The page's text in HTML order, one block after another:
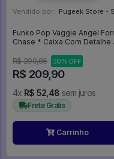
Vendido por: Pugeek Store -
Funko Pop Vaggie Angel
Chase * Caixa Com Detalhe
R$ 299,86
30% OFF
R$ 209,90
4x R$ 52,48 sem juros
Frete Grátis
Carrinho